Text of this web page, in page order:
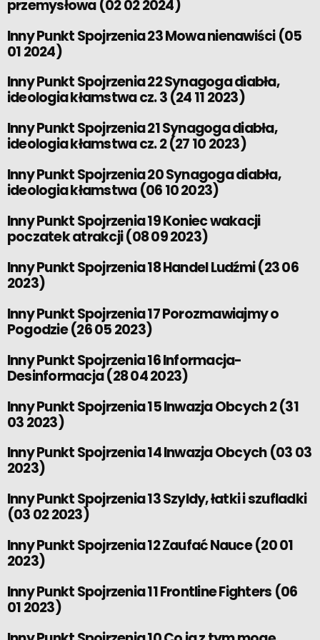
przemysłowa (02 02 2024)
Inny Punkt Spojrzenia 23 Mowa nienawiści (05
01 2024)
Inny Punkt Spojrzenia 22 Synagoga diabła,
ideologia kłamstwa cz. 3 (24 11 2023)
Inny Punkt Spojrzenia 21 Synagoga diabła,
ideologia kłamstwa cz. 2 (27 10 2023)
Inny Punkt Spojrzenia 20 Synagoga diabła,
ideologia kłamstwa (06 10 2023)
Inny Punkt Spojrzenia 19 Koniec wakacji
poczatek atrakcji (08 09 2023)
Inny Punkt Spojrzenia 18 Handel Ludźmi (23 06
2023)
Inny Punkt Spojrzenia 17 Porozmawiajmy o
Pogodzie (26 05 2023)
Inny Punkt Spojrzenia 16 Informacja-
Desinformacja (28 04 2023)
Inny Punkt Spojrzenia 15 Inwazja Obcych 2 (31
03 2023)
Inny Punkt Spojrzenia 14 Inwazja Obcych (03 03
2023)
Inny Punkt Spojrzenia 13 Szyldy, łatki i szufladki
(03 02 2023)
Inny Punkt Spojrzenia 12 Zaufać Nauce (20 01
2023)
Inny Punkt Spojrzenia 11 Frontline Fighters (06
01 2023)